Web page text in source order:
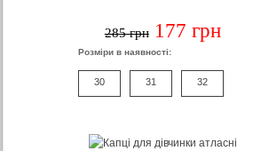
285 грн 177 грн
Розміри в наявності:
30 31 32